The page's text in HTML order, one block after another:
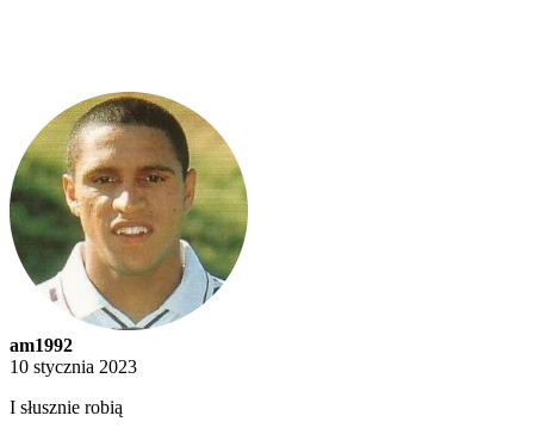
am1992
10 stycznia 2023
I słusznie robią